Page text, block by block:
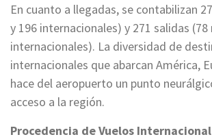
En cuanto a llegadas, se contabilizan
y 196 internacionales) y 271 salidas (78
internacionales). La diversidad de
internacionales que abarcan América,
hace del aeropuerto un punto
acceso a la región.
Procedencia de Vuelos